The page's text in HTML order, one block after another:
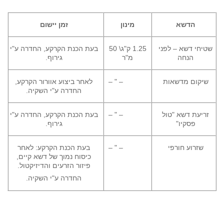
זמן יישום
דשא – לפני
1.25 ק"ג\ 50
בעת הכנת הקרקע, החדרה ע"י
מדשאות – " –
לאחר ביצוע אוורור הקרקע,
החדרה ע"י השקיה.
דשא "טול
– " –
בעת הכנת הקרקע, החדרה ע"י
חורפי – " –
בעת הכנת הקרקע: לאחר
כיסוח נמוך של דשא קיים,
פיזור הזרעים והדיזיקטול.
החדרה ע"י השקיה.